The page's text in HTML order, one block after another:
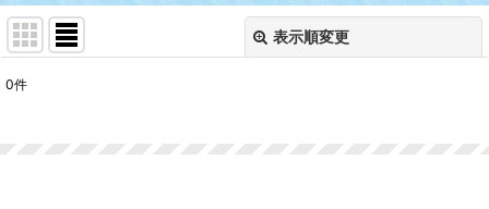
表示順変更
0件